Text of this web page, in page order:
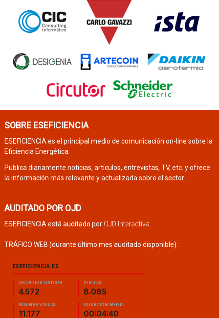
SOBRE ESEFICIENCIA
ESEFICIENCIA es el principal medio de comunicación on-line sobre la
Eficiencia Energética.
Publica diariamente noticias, artículos, entrevistas, TV, etc. y ofrece
la información más relevante y actualizada sobre el sector.
AUDITADO POR OJD
ESEFICIENCIA está auditado por OJD Interactiva
TRÁFICO WEB (durante último mes auditado disponible):